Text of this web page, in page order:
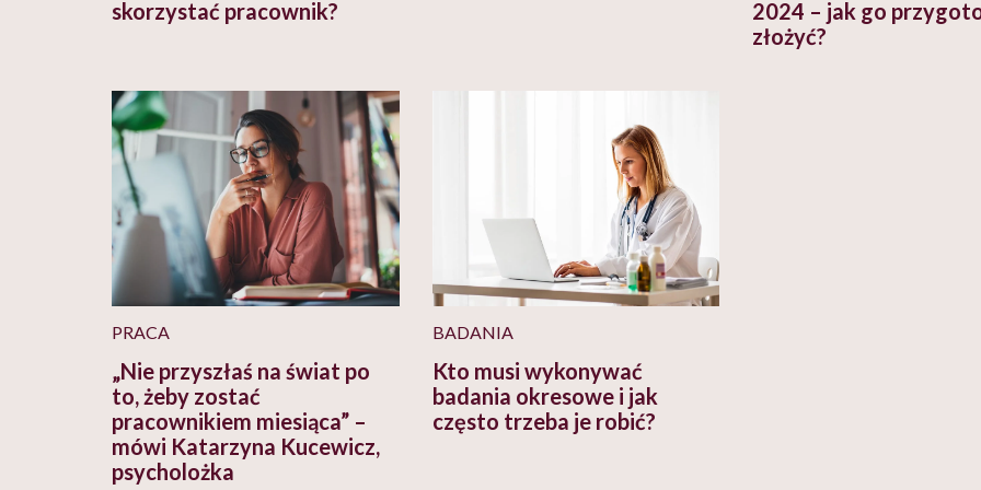
skorzystać pracownik?
2024 – jak go
złożyć?
PRACA
„Nie przyszłaś na świat po
to, żeby zostać
pracownikiem miesiąca” –
mówi Katarzyna Kucewicz,
psycholożka
BADANIA
Kto musi wykonywać
badania okresowe i jak
często trzeba je robić?